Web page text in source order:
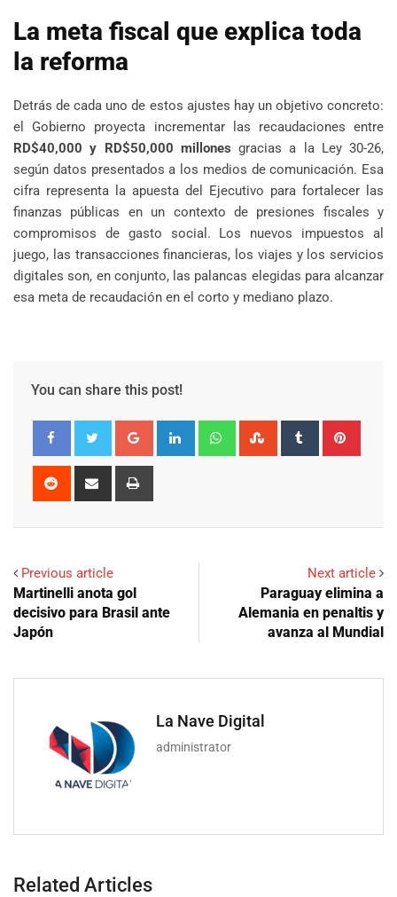
La meta fiscal que explica toda
la reforma
Detrás de cada uno de estos ajustes hay un objetivo concreto:
el Gobierno proyecta incrementar las recaudaciones entre
RD$40,000 y RD$50,000 millones gracias a la Ley 30-26,
según datos presentados a los medios de comunicación. Esa
cifra representa la apuesta del Ejecutivo para fortalecer las
finanzas públicas en un contexto de presiones fiscales y
compromisos de gasto social. Los nuevos impuestos al
juego, las transacciones financieras, los viajes y los servicios
digitales son, en conjunto, las palancas elegidas para alcanzar
esa meta de recaudación en el corto y mediano plazo.
You can share this post!
Google+ LinkedIn WhatsappStumbleUpon
Tumblr
Reddit
Share
Previous article
Martinelli anota gol
decisivo para Brasil ante
Japón
Next article
Paraguay elimina a
Alemania en penaltis y
avanza al Mundial
La Nave Digital
administrator
Related Articles